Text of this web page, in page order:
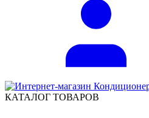
КАТАЛОГ ТОВАРОВ